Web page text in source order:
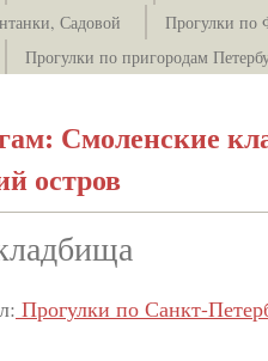
Садовой
Прогулки по
Прогулки по пригородам
Смоленские
остров
Прогулки по Санкт-